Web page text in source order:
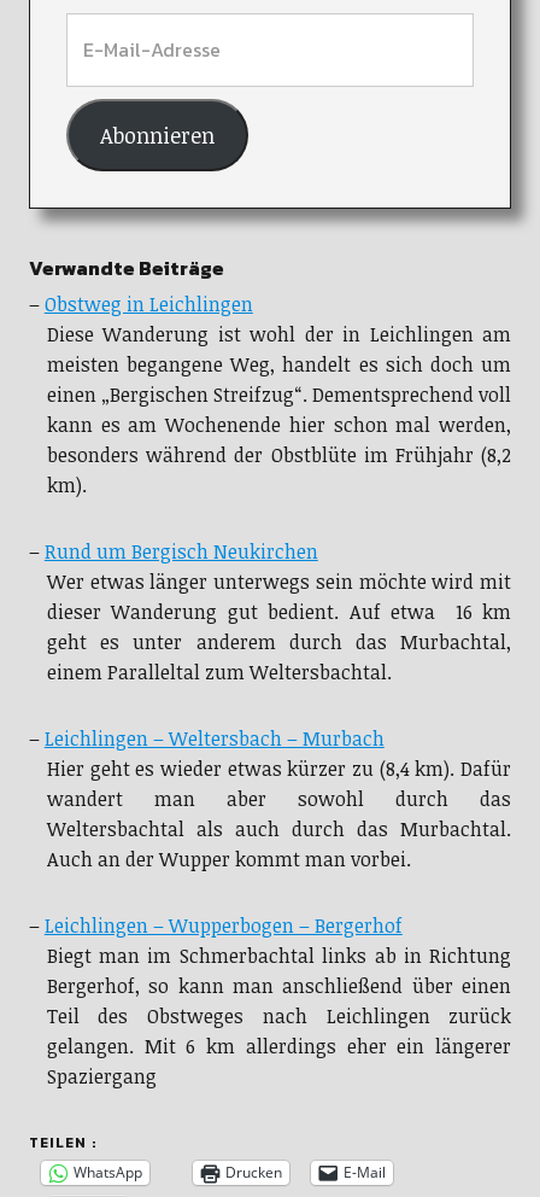
Abonnieren
Verwandte Beiträge
–Obstweg in Leichlingen
Diese Wanderung ist wohl der in Leichlingen am
meisten begangene Weg, handelt es sich doch um
einen „Bergischen Streifzug“. Dementsprechend voll
kann es am Wochenende hier schon mal werden,
besonders während der Obstblüte im Frühjahr (8,2
km).
–Rund um Bergisch Neukirchen
Wer etwas länger unterwegs sein möchte wird mit
dieser Wanderung gut bedient. Auf etwa 16 km
geht es unter anderem durch das Murbachtal,
einem Paralleltal zum Weltersbachtal.
–Leichlingen – Weltersbach – Murbach
Hier geht es wieder etwas kürzer zu (8,4 km). Dafür
wandert man aber sowohl durch das
Weltersbachtal als auch durch das Murbachtal.
Auch an der Wupper kommt man vorbei.
–Leichlingen – Wupperbogen – Bergerhof
Biegt man im Schmerbachtal links ab in Richtung
Bergerhof, so kann man anschließend über einen
Teil des Obstweges nach Leichlingen zurück
gelangen. Mit 6 km allerdings eher ein längerer
Spaziergang
TEILEN :
WhatsApp Drucken E-Mail